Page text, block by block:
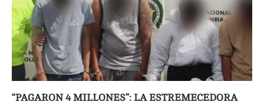
“PAGARON 4 MILLONES”: LA ESTREMECEDORA